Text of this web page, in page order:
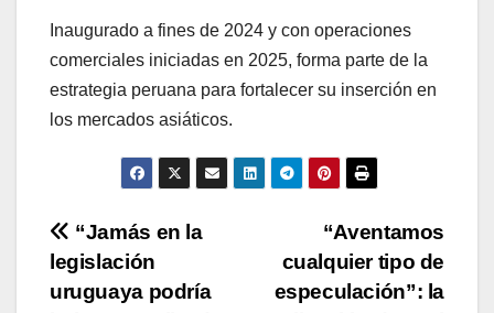
Inaugurado a fines de 2024 y con operaciones
comerciales iniciadas en 2025, forma parte de la
estrategia peruana para fortalecer su inserción en
los mercados asiáticos.
Navegación
de
“Aventamos
cualquier tipo de
especulación”: la
“Jamás en la
legislación
uruguaya podría